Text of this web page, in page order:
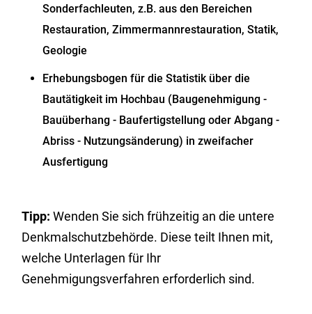
Sonderfachleuten, z.B. aus den Bereichen
Restauration, Zimmermannrestauration, Statik,
Geologie
Erhebungsbogen für die Statistik über die
Bautätigkeit im Hochbau (Baugenehmigung -
Bauüberhang - Baufertigstellung oder Abgang -
Abriss - Nutzungsänderung) in zweifacher
Ausfertigung
Tipp: Wenden Sie sich frühzeitig an die untere
Denkmalschutzbehörde. Diese teilt Ihnen mit,
welche Unterlagen für Ihr
Genehmigungsverfahren erforderlich sind.